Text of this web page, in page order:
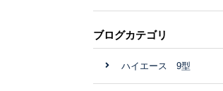
ブログカテゴリ
ハイエース 9型